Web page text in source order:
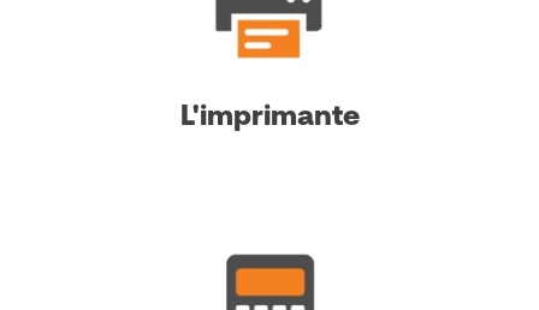
L'imprimante